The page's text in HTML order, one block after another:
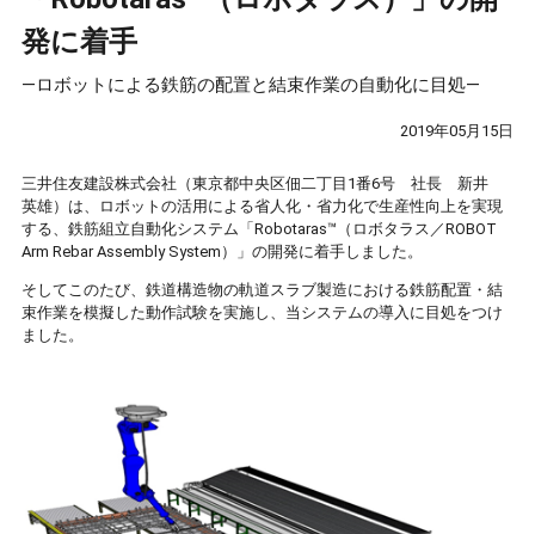
発に着手
―ロボットによる鉄筋の配置と結束作業の自動化に目処―
2019年05月15日
三井住友建設株式会社（東京都中央区佃二丁目1番6号 社長 新井
英雄）は、ロボットの活用による省人化・省力化で生産性向上を実現
する、鉄筋組立自動化システム「Robotaras™（ロボタラス／ROBOT
Arm Rebar Assembly System）」の開発に着手しました。
そしてこのたび、鉄道構造物の軌道スラブ製造における鉄筋配置・結
束作業を模擬した動作試験を実施し、当システムの導入に目処をつけ
ました。